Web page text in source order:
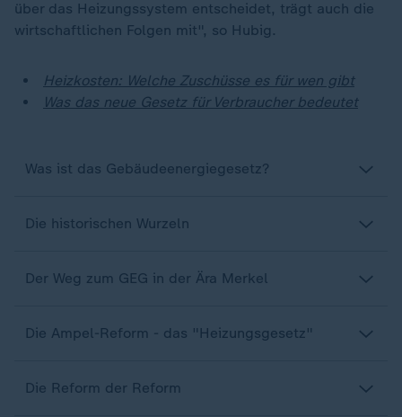
über das Heizungssystem entscheidet, trägt auch die
wirtschaftlichen Folgen mit", so Hubig.
Heizkosten: Welche Zuschüsse es für wen gibt
Was das neue Gesetz für Verbraucher bedeutet
Was ist das Gebäudeenergiegesetz?
Die historischen Wurzeln
Der Weg zum GEG in der Ära Merkel
Die Ampel-Reform - das "Heizungsgesetz"
Die Reform der Reform